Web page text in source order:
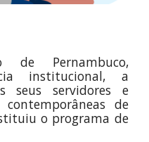
de Pernambuco,
institucional, a
seus servidores e
de
o programa de